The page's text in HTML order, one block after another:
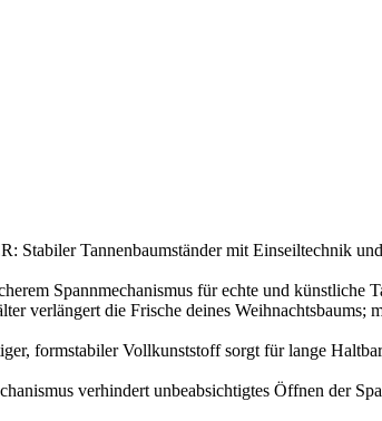
Tannenbaumständer mit Einseiltechnik und
Spannmechanismus für echte und künstliche
die Frische deines Weihnachtsbaums;
Vollkunststoff sorgt für lange
verhindert unbeabsichtigtes Öffnen der